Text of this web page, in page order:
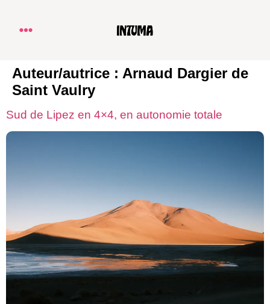
Auteur/autrice : Arnaud Dargier de
Saint Vaulry
Sud de Lipez en 4×4, en autonomie totale